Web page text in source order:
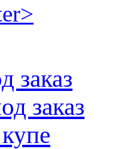
заказ
заказ